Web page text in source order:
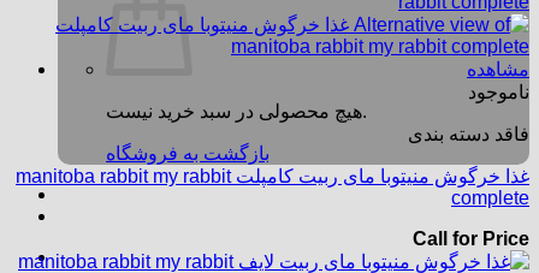
هیچ محصولی در سبد خرید نیست.
بازگشت به فروشگاه
مشاهده
ناموجود
فاقد دسته بندی
غذا خرگوش منیتوبا مای ربیت کامپلت manitoba rabbit my rabbit
complete
Call for Price